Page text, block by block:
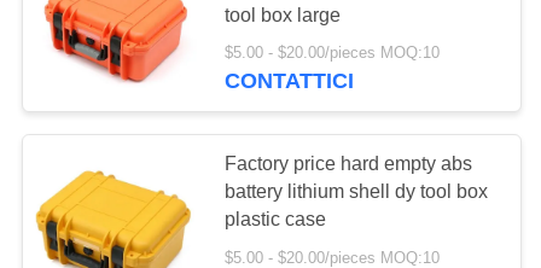
Fasciature mediche
del nastro
tool box large
$5.00 - $20.00/pieces MOQ:10
CONTATTICI
Factory price hard empty abs
battery lithium shell dy tool box
plastic case
$5.00 - $20.00/pieces MOQ:10